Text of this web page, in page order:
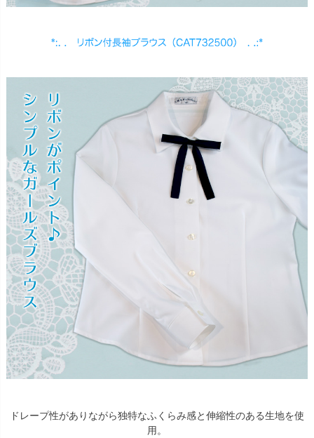
ドレープ性がありながら独特なふくらみ感と伸縮性のある生地を使
用。